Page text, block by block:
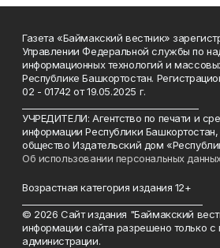
Газета «Баймакский вестник»
Управлении Федеральной службы по
информационных технологий и
Республике Башкортостан.
02 - 01742 от 19.05.2025 г.
УЧРЕДИТЕЛИ: Агентство по печати и
информации Республики
общество Издательский дом
Об использовании персональных
Возрастная категория издания 12+
© 2026 Сайт издания "Баймакский
информации сайта разрешено только с
администрации.